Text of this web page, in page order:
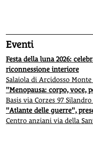
Eventi
Festa della luna 2026:
riconnessione interiore
Salaiola di Arcidosso Monte
"Menopausa: corpo, voce,
Basis via Corzes 97
"Atlante delle guerre",
Centro anziani via della